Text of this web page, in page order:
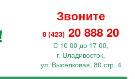
Звоните
8 (423) 20 888 20
С 10 00 до 17 00,
г. Владивосток,
ул. Выселковая, 80 стр. 4